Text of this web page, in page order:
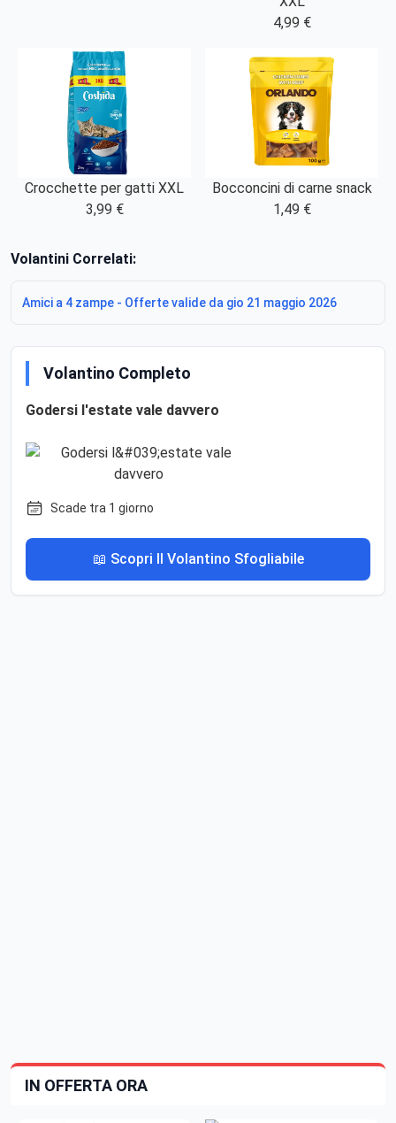
4,99 €
Crocchette per gatti XXL
3,99 €
Bocconcini di carne snack
1,49 €
Volantini Correlati:
Amici a 4 zampe - Offerte valide da gio 21 maggio 2026
Volantino Completo
Godersi l'estate vale davvero
Scade tra 1 giorno
📖 Scopri Il Volantino Sfogliabile
IN OFFERTA ORA